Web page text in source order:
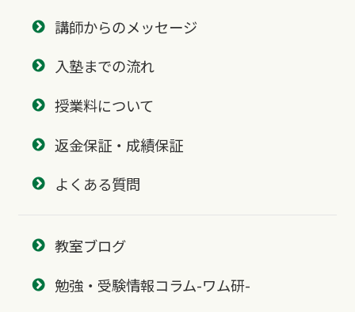
講師からのメッセージ
入塾までの流れ
授業料について
返金保証・成績保証
よくある質問
教室ブログ
勉強・受験情報コラム-ワム研-